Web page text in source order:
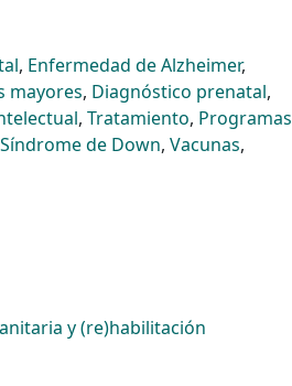
, Enfermedad de Alzheimer,
mayores, Diagnóstico prenatal,
, Tratamiento, Programas
Síndrome de Down, Vacunas,
y (re)habilitación